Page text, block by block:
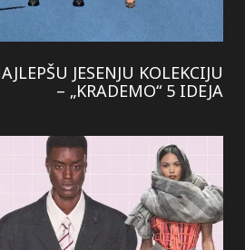
JESENJU KOLEKCIJU
– „KRADEMO“ 5 IDEJA